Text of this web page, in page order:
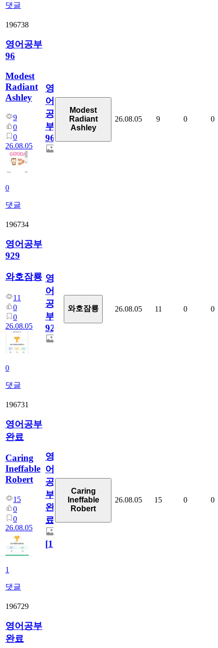
댓글
196738
영어공부
96
Modest
Radiant
Ashley
9
0
0
26.08.05
0
댓글
영
어
공
부
96
Modest
Radiant
Ashley
26.08.05 9 0 0
196734
영어공부
929
와호잠룡
11
0
0
26.08.05
0
댓글
영
어
공
부
929
와호잠룡 26.08.05 11 0 0
196731
영어공부
완료
Caring
Ineffable
Robert
15
0
0
26.08.05
1
댓글
영
어
공
부
완
료
[1]
Caring
Ineffable
Robert
26.08.05 15 0 0
196729
영어공부
완료